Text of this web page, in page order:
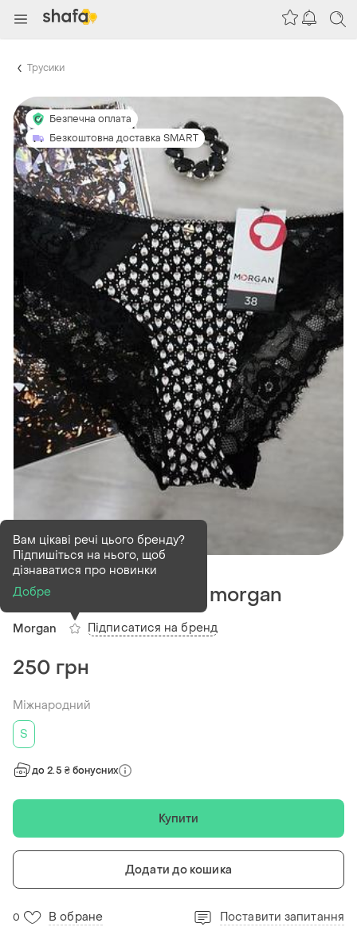
Трусики
Безпечна оплата
Безкоштовна доставка SMART
В наявності1 шт
Труси з мереживом morgan
Morgan
Вам цікаві речі цього бренду?
Підпишіться на нього, щоб
дізнаватися про новинки
Добре
Підписатися на бренд
250 грн
Міжнародний
S
до 2.5 ₴ бонусних
Купити
Додати до кошика
0 В обране Поставити запитання